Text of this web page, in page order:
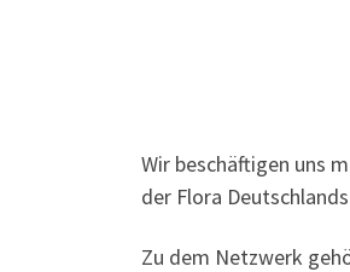
Wir beschäftigen uns
der Flora
Zu dem Netzwerk